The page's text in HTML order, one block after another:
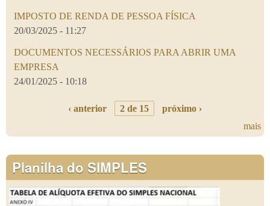
IMPOSTO DE RENDA DE PESSOA FÍSICA
20/03/2025 - 11:27
DOCUMENTOS NECESSÁRIOS PARA ABRIR UMA
EMPRESA
24/01/2025 - 10:18
‹ anterior 2 de 15
próximo ›
mais
Planilha do SIMPLES